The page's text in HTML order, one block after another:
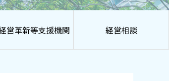
営革新等支援機関 経営相談